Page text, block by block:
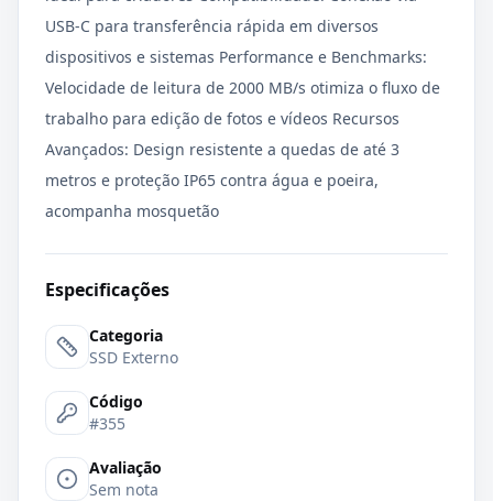
USB-C para transferência rápida em diversos
dispositivos e sistemas Performance e Benchmarks:
Velocidade de leitura de 2000 MB/s otimiza o fluxo de
trabalho para edição de fotos e vídeos Recursos
Avançados: Design resistente a quedas de até 3
metros e proteção IP65 contra água e poeira,
acompanha mosquetão
Especificações
Categoria
SSD Externo
Código
#355
Avaliação
Sem nota